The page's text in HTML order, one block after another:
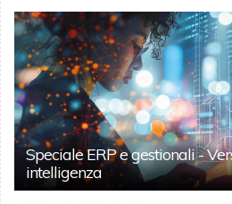
Speciale ERP e gestionali -
intelligenza